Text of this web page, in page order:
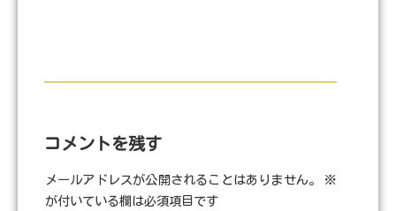
コメントを残す
メールアドレスが公開されることはありません。
※
が付いている欄は必須項目です